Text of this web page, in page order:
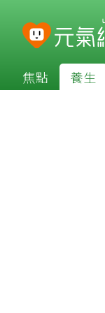
焦點 養生